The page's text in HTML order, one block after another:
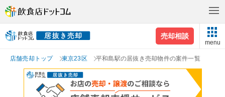
売却相談
menu
店舗売却トップ 東京23区 平和島駅の居抜き売却物件の案件一覧